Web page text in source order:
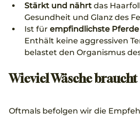
Stärkt und nährt das
Gesundheit und Glanz des
Ist für empfindlichste Pferde
Enthält keine aggressiven
belastet den Organismus
Wieviel Wäsche
Oftmals befolgen wir die